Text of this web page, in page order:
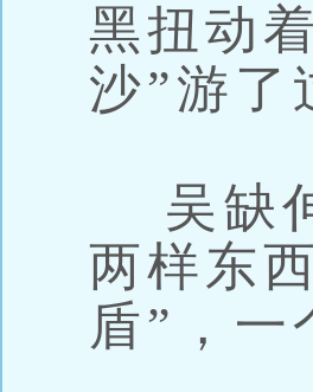
黑扭动
沙”游了
吴缺
两样东
盾”，